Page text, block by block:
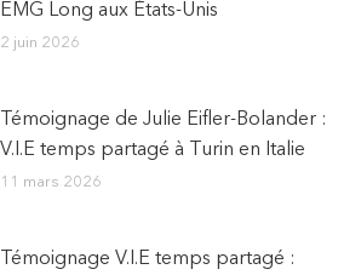
EMG Long aux États-Unis
2 juin 2026
Témoignage de Julie Eifler-Bolander :
V.I.E temps partagé à Turin en Italie
11 mars 2026
Témoignage V.I.E temps partagé :